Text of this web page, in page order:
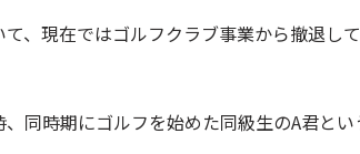
て、現在ではゴルフクラブ事業から撤退し
、同時期にゴルフを始めた同級生のA君と